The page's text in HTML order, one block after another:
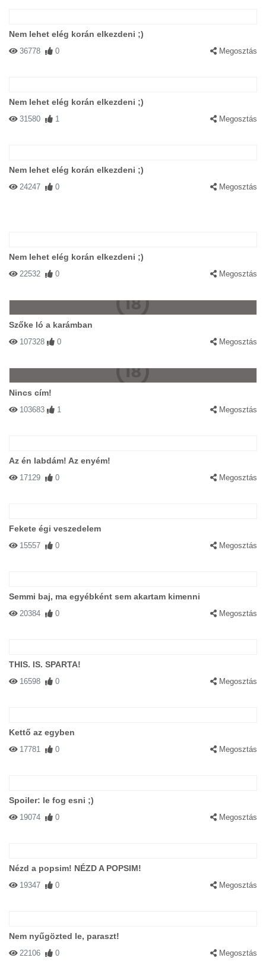
Nem lehet elég korán elkezdeni ;)
36778 0 Megosztás
Nem lehet elég korán elkezdeni ;)
31580 1 Megosztás
Nem lehet elég korán elkezdeni ;)
24247 0 Megosztás
Nem lehet elég korán elkezdeni ;)
22532 0 Megosztás
Szőke ló a karámban
107328 0 Megosztás
Nincs cím!
103683 1 Megosztás
Az én labdám! Az enyém!
17129 0 Megosztás
Fekete égi veszedelem
15557 0 Megosztás
Semmi baj, ma egyébként sem akartam kimenni
20384 0 Megosztás
THIS. IS. SPARTA!
16598 0 Megosztás
Kettő az egyben
17781 0 Megosztás
Spoiler: le fog esni ;)
19074 0 Megosztás
Nézd a popsim! NÉZD A POPSIM!
19347 0 Megosztás
Nem nyűgözted le, paraszt!
22106 0 Megosztás